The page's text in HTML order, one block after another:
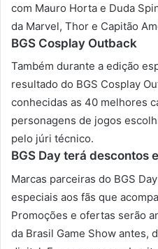
com Mauro Horta e Duda
da Marvel, Thor e Capitão
BGS Cosplay Outback
Também durante a edição
resultado do BGS Cosplay
conhecidas as 40 melhores
personagens de jogos
pelo júri técnico.
BGS Day terá descontos
Marcas parceiras do BGS
especiais aos fãs que
Promoções e ofertas serão
da Brasil Game Show antes,